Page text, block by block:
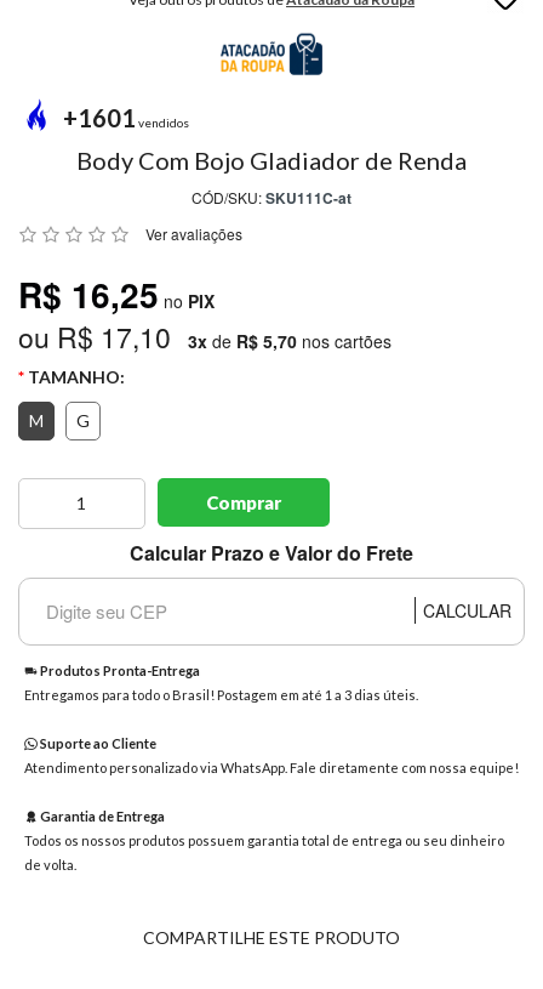
PREÇO
ÚNICO
PROMOÇÕES
MARCAS
CENTRAL
Chat
Envie-
nos uma
+1601 vendidos
Body Com Bojo Gladiador de Renda
CÓD/SKU:SKU111C-at
Ver avaliações
R$ 16,25 no PIX
ou R$ 17,10 3x de R$ 5,70 nos cartões
TAMANHO:
M G
Comprar
Calcular Prazo e Valor do Frete
CALCULAR
Produtos Pronta-Entrega
Entregamos para todo o Brasil! Postagem em até 1 a 3 dias úteis.
Suporte ao Cliente
Atendimento personalizado via WhatsApp. Fale diretamente com nossa equipe!
Garantia de Entrega
Todos os nossos produtos possuem garantia total de entrega ou seu dinheiro
de volta.
COMPARTILHE ESTE PRODUTO